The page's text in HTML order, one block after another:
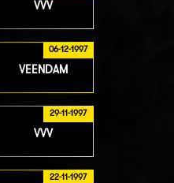
VVV
06-12-1997
VEENDAM
29-11-1997
VVV
22-11-1997